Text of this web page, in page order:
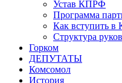
Устав КПРФ
Программа
Как вступить
Структура
Горком
ДЕПУТАТЫ
Комсомол
История